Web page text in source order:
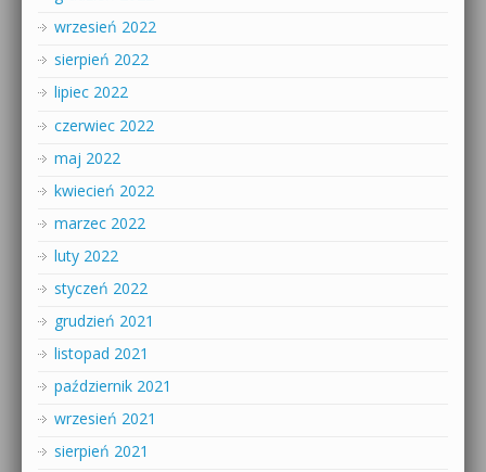
wrzesień 2022
sierpień 2022
lipiec 2022
czerwiec 2022
maj 2022
kwiecień 2022
marzec 2022
luty 2022
styczeń 2022
grudzień 2021
listopad 2021
październik 2021
wrzesień 2021
sierpień 2021